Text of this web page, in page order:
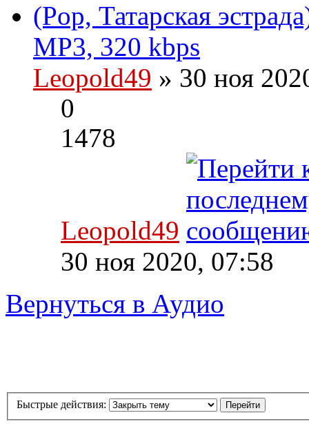
(Pop, Татарская
MP3, 320 kbps
Leopold49 » 30 ноя
0
1478
Leopold49
30 ноя 2020, 07:58
Вернуться в Аудио
Быстрые действия: